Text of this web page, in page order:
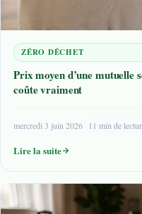
ZÉRO DÉCHET
Prix moyen d’une mutuelle
coûte vraiment
mercredi 3 juin 2026 11 min de
Lire la suite